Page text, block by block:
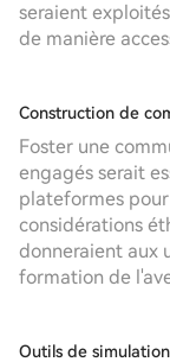
seraient
de manière
Construction de
Foster une
engagés serait
plateformes
considérations
donneraient aux
formation de
Outils de simulation